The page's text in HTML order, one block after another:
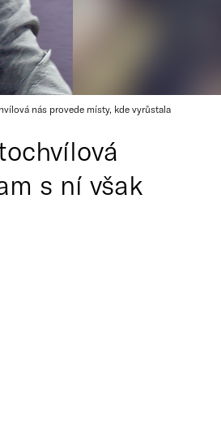
nás provede místy, kde vyrůstala
s ní však